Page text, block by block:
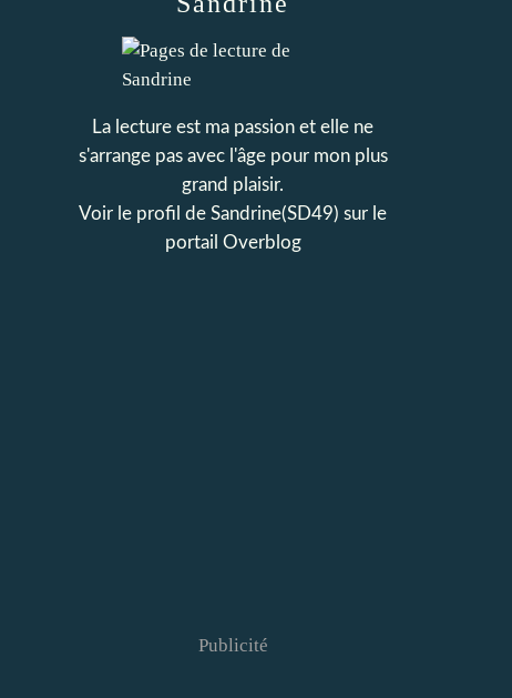
La lecture est ma passion et elle ne
s'arrange pas avec l'âge pour mon plus
grand plaisir.
Voir le profil de Sandrine(SD49) sur le
portail Overblog
Publicité